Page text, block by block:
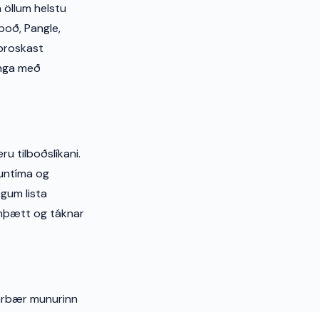
helstu
Pangle,
með
tilboðslíkani.
og
lista
og táknar
munurinn